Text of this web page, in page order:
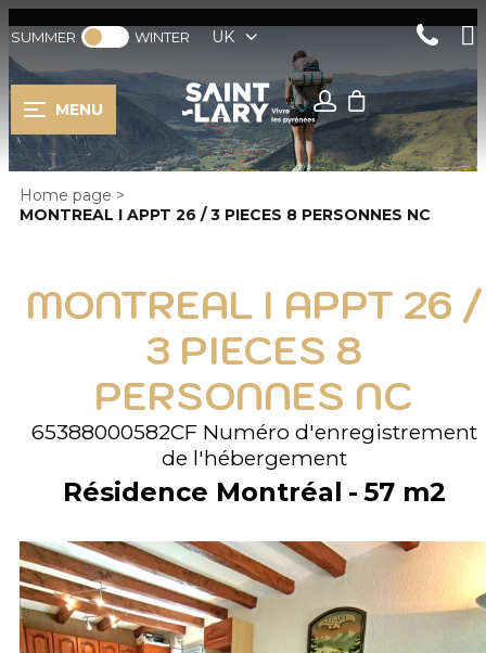
SUMMER WINTER UK
MENU
Home page >
MONTREAL I APPT 26 / 3 PIECES 8 PERSONNES NC
MONTREAL I APPT 26 /
3 PIECES 8
PERSONNES NC
65388000582CF Numéro d'enregistrement
de l'hébergement
Résidence Montréal 57 m2